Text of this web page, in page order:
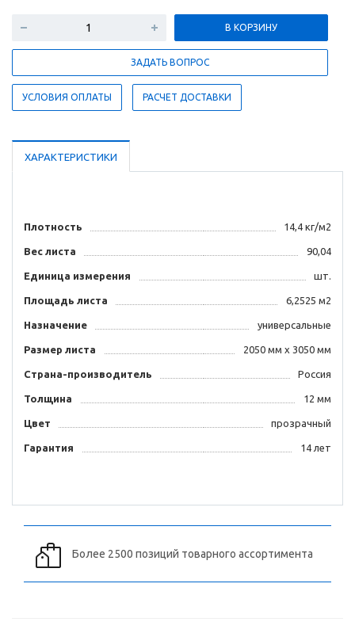
В КОРЗИНУ
ЗАДАТЬ ВОПРОС
УСЛОВИЯ ОПЛАТЫ РАСЧЕТ ДОСТАВКИ
ХАРАКТЕРИСТИКИ
Плотность 14,4 кг/м2
Вес листа 90,04
Единица измерения шт.
Площадь листа 6,2525 м2
Назначение универсальные
Размер листа 2050 мм х 3050 мм
Страна-производитель Россия
Толщина 12 мм
Цвет прозрачный
Гарантия 14 лет
Более 2500 позиций товарного ассортимента